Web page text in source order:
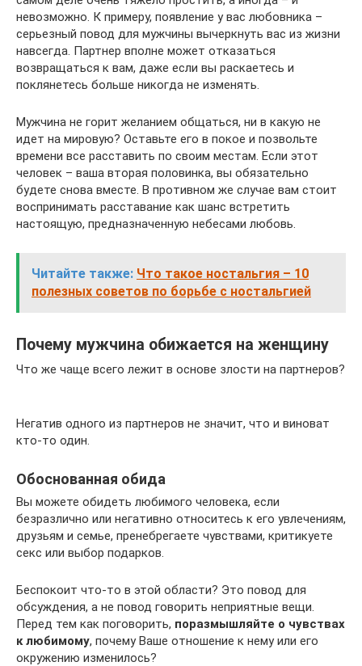
невозможно. К примеру, появление у вас любовника –
серьезный повод для мужчины вычеркнуть вас из жизни
навсегда. Партнер вполне может отказаться
возвращаться к вам, даже если вы раскаетесь и
поклянетесь больше никогда не изменять.
Мужчина не горит желанием общаться, ни в какую не
идет на мировую? Оставьте его в покое и позвольте
времени все расставить по своим местам. Если этот
человек – ваша вторая половинка, вы обязательно
будете снова вместе. В противном же случае вам стоит
воспринимать расставание как шанс встретить
настоящую, предназначенную небесами любовь.
Читайте также: Что такое ностальгия – 10
полезных советов по борьбе с ностальгией
Почему мужчина обижается на женщину
Что же чаще всего лежит в основе злости на партнеров?
Негатив одного из партнеров не значит, что и виноват
кто-то один.
Обоснованная обида
Вы можете обидеть любимого человека, если
безразлично или негативно относитесь к его увлечениям,
друзьям и семье, пренебрегаете чувствами, критикуете
секс или выбор подарков.
Беспокоит что-то в этой области? Это повод для
обсуждения, а не повод говорить неприятные вещи.
Перед тем как поговорить, поразмышляйте о чувствах
к любимому, почему Ваше отношение к нему или его
окружению изменилось?